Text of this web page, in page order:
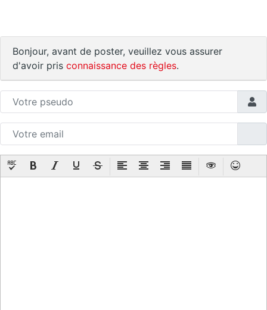
Bonjour, avant de poster, veuillez vous assurer
d'avoir pris connaissance des règles.